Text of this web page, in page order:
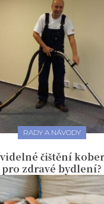
RADY A NÁVODY
čištění
pro zdravé bydlení?